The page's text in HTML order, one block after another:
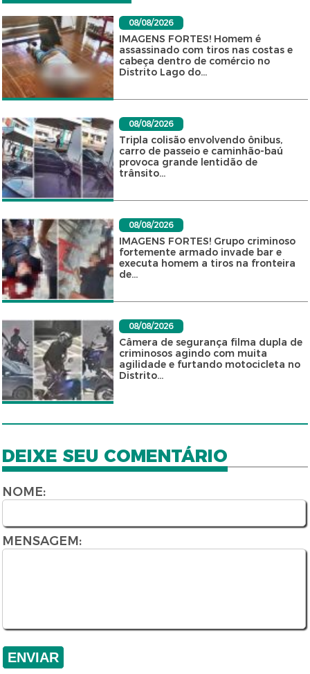
08/08/2026
IMAGENS FORTES! Homem é
assassinado com tiros nas costas e
cabeça dentro de comércio no
Distrito Lago do...
08/08/2026
Tripla colisão envolvendo ônibus,
carro de passeio e caminhão-baú
provoca grande lentidão de
trânsito...
08/08/2026
IMAGENS FORTES! Grupo criminoso
fortemente armado invade bar e
executa homem a tiros na fronteira
de...
08/08/2026
Câmera de segurança filma dupla de
criminosos agindo com muita
agilidade e furtando motocicleta no
Distrito...
DEIXE SEU COMENTÁRIO
NOME:
MENSAGEM: